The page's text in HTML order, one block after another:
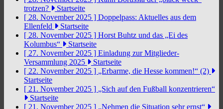
trotzen?
Startseite
[ 28. November 2025 ] Doppelpass: Aktuelles aus dem
Ellenfeld
Startseite
[ 28. November 2025 ] Horst Buhtz und das „Ei des
Kolumbus“
Startseite
[ 27. November 2025 ] Einladung zur Mitglieder-
Versammlung 2025
Startseite
[ 22. November 2025 ] „Erbarme, die Hesse kommen!“ (2)
Startseite
[ 21. November 2025 ] „Sich auf den Fußball konzentrieren“
Startseite
[ 21. November 2025 ] „Nehmen die Situation sehr ernst“